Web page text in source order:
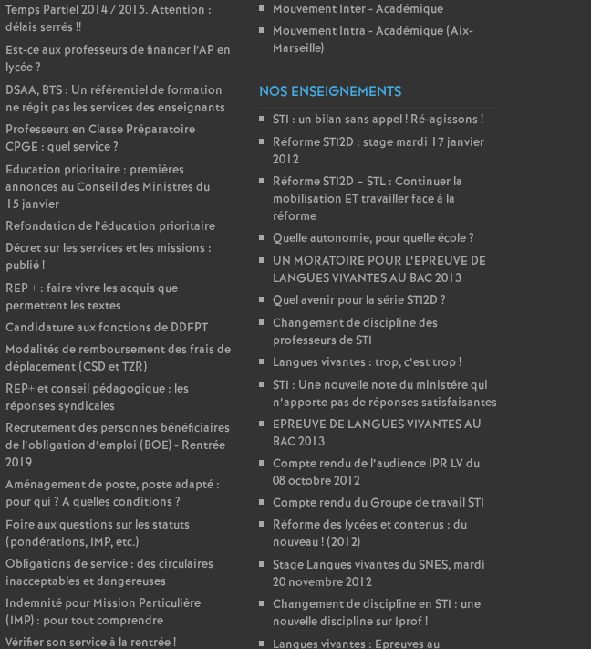
Temps Partiel 2014 / 2015. Attention :
délais serrés !!
Est-ce aux professeurs de financer l’AP en
lycée?
DSAA, BTS : Un référentiel de formation
ne régit pas les services des enseignants
Professeurs en Classe Préparatoire
CPGE : quel service?
Education prioritaire : premières
annonces au Conseil des Ministres du
15 janvier
Refondation de l’éducation prioritaire
Décret sur les services et les missions :
publié!
REP + : faire vivre les acquis que
permettent les textes
Candidature aux fonctions de DDFPT
Modalités de remboursement des frais de
déplacement (CSD et TZR)
REP+ et conseil pédagogique : les
réponses syndicales
Recrutement des personnes bénéficiaires
de l’obligation d’emploi (BOE) - Rentrée
2019
Aménagement de poste, poste adapté :
pour qui ? A quelles conditions ?
Foire aux questions sur les statuts
(pondérations, IMP, etc.)
Obligations de service : des circulaires
inacceptables et dangereuses
Indemnité pour Mission Particulière
(IMP) : pour tout comprendre
Vérifier son service à la rentrée!
Mouvement Inter - Académique
Mouvement Intra - Académique (Aix-
Marseille)
NOS ENSEIGNEMENTS
STI : un bilan sans appel! Ré-agissons !
Réforme STI2D : stage mardi 17 janvier
2012
Réforme STI2D – STL : Continuer la
mobilisation ET travailler face à la
réforme
Quelle autonomie, pour quelle école?
UN MORATOIRE POUR L’EPREUVE DE
LANGUES VIVANTES AU BAC 2013
Quel avenir pour la série STI2D ?
Changement de discipline des
professeurs de STI
Langues vivantes : trop, c’est trop!
STI : Une nouvelle note du ministére qui
n’apporte pas de réponses satisfaisantes
EPREUVE DE LANGUES VIVANTES AU
BAC 2013
Compte rendu de l’audience IPR LV du
08 octobre 2012
Compte rendu du Groupe de travail STI
Réforme des lycées et contenus : du
nouveau! (2012)
Stage Langues vivantes du SNES, mardi
20 novembre 2012
Changement de discipline en STI : une
nouvelle discipline sur Iprof!
Langues vivantes : Epreuves au